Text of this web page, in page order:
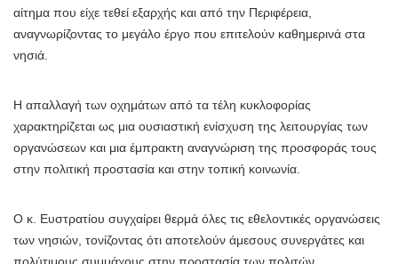
αίτημα που είχε τεθεί εξαρχής και από την Περιφέρεια,
αναγνωρίζοντας το μεγάλο έργο που επιτελούν καθημερινά στα
νησιά.
Η απαλλαγή των οχημάτων από τα τέλη κυκλοφορίας
χαρακτηρίζεται ως μια ουσιαστική ενίσχυση της λειτουργίας των
οργανώσεων και μια έμπρακτη αναγνώριση της προσφοράς τους
στην πολιτική προστασία και στην τοπική κοινωνία.
Ο κ. Ευστρατίου συγχαίρει θερμά όλες τις εθελοντικές οργανώσεις
των νησιών, τονίζοντας ότι αποτελούν άμεσους συνεργάτες και